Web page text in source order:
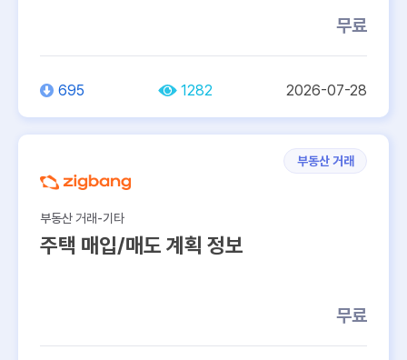
무료
695 1282 2026-07-28
부동산 거래
부동산 거래-기타
주택 매입/매도 계획 정보
무료